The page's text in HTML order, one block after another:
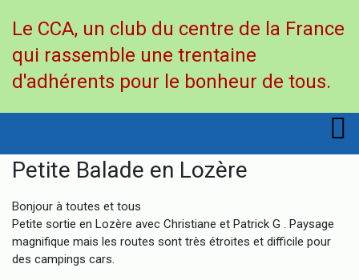
Le CCA, un club du centre de la France
qui rassemble une trentaine
d'adhérents pour le bonheur de tous.
Petite Balade en Lozère
Bonjour à toutes et tous
Petite sortie en Lozère avec Christiane et Patrick G . Paysage
magnifique mais les routes sont très étroites et difficile pour
des campings cars.